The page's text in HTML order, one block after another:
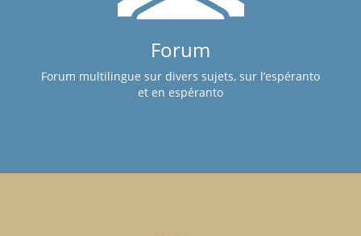
Forum
Forum multilingue sur divers sujets, sur l’espéranto
et en espéranto